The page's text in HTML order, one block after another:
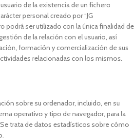
de la existencia de un fichero
personal creado por “JG
podrá ser utilizado con la única finalidad de
de la relación con el usuario, así
formación y comercialización de sus
relacionadas con los mismos.
sobre su ordenador, incluido, en su
operativo y tipo de navegador, para la
trata de datos estadísticos sobre cómo